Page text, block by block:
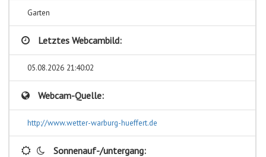
Garten
Letztes Webcambild:
05.08.2026 21:40:02
Webcam-Quelle:
http://www.wetter-warburg-hueffert.de
Sonnenauf-/untergang: